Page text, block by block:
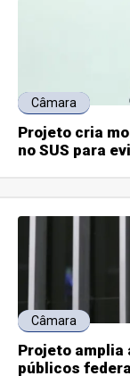
Câmara
Projeto cria
no SUS para
Câmara
Projeto
públicos